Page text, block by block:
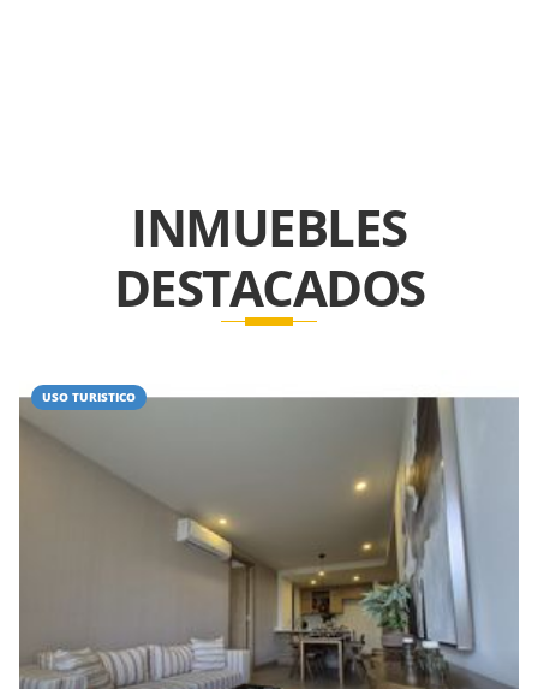
INMUEBLES
DESTACADOS
USO TURISTICO